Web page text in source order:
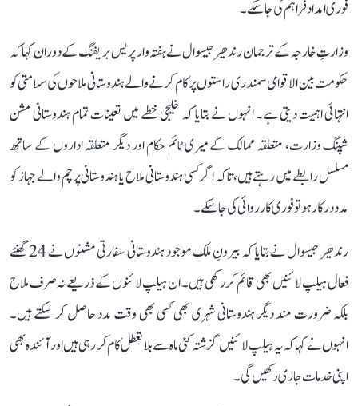
فوری امداد فراہم کی جا سکے۔
وزارتِ خارجہ کے ترجمان رندھیر جیسوال نے ہفتہ وار پریس بریفنگ کے دوران کہا کہ
حکومت بین الاقوامی سمندری راستوں پر کام کرنے والے ہندوستانی ملاحوں کی سلامتی کو
انتہائی اہمیت دیتی ہے۔ انہوں نے بتایا کہ خلیجی خطے میں تعینات تمام ہندوستانی مشن
شپنگ وزارت، متعلقہ ممالک کے میری ٹائم حکام اور دیگر متعلقہ اداروں کے ساتھ
مسلسل رابطے میں رہتے ہیں، تاکہ اگر کسی ہندوستانی ملاح یا ہندوستانی پرچم والے جہاز کو
مدد درکار ہو تو فوری کارروائی کی جا سکے۔
رندھیر جیسوال نے بتایا کہ بیرونِ ملک موجود ہندوستانی سفارتی مشنوں نے 24 گھنٹے
فعال ہیلپ لائنیں بھی قائم کر رکھی ہیں۔ ان ہیلپ لائنوں کے ذریعے نہ صرف ملاح
بلکہ ضرورت مند دیگر ہندوستانی شہری بھی کسی بھی وقت مدد حاصل کر سکتے ہیں۔
انہوں نے کہا کہ یہ ہیلپ لائنیں گزشتہ کئی ماہ سے بلا تعطل کام کر رہی ہیں اور آئندہ بھی
اپنی خدمات جاری رکھیں گی۔